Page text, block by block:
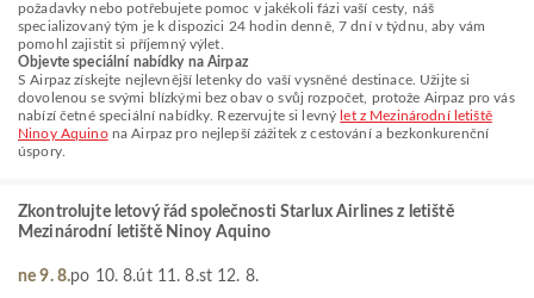
požadavky nebo potřebujete pomoc v jakékoli fázi vaší cesty, náš
specializovaný tým je k dispozici 24 hodin denně, 7 dní v týdnu, aby vám
pomohl zajistit si příjemný výlet.
Objevte speciální nabídky na Airpaz
S Airpaz získejte nejlevnější letenky do vaší vysněné destinace. Užijte si
dovolenou se svými blízkými bez obav o svůj rozpočet, protože Airpaz pro vás
nabízí četné speciální nabídky. Rezervujte si levný let z Mezinárodní letiště
Ninoy Aquinona Airpaz pro nejlepší zážitek z cestování a bezkonkurenční
úspory.
Zkontrolujte letový řád společnosti Starlux Airlines z letiště
Mezinárodní letiště Ninoy Aquino
ne 9. 8.po 10. 8.út 11. 8.st 12. 8.